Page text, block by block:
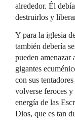
alrededor. Él
destruirlos y
Y para la iglesia
también debería
pueden amenazar
gigantes
con sus
volverse feroces y
energía de las
Dios, que es tan